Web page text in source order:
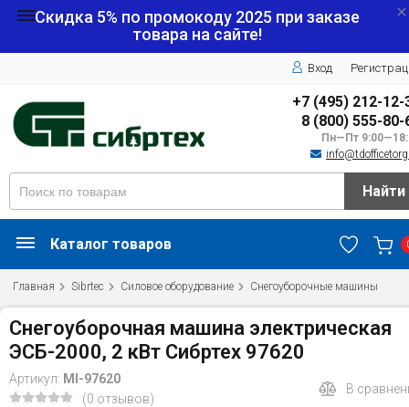
Скидка 5% по промокоду 2025 при заказе
товара на сайте!
Вход
+7 (495) 212-12-
8 (800) 555-80-
Пн—Пт
Найти
Каталог товаров
Главная Sibrtec Силовое оборудование Снегоуборочные машины
Снегоуборочная машина электрическая
ЭСБ-2000, 2 кВт Сибртех 97620
Артикул: MI-97620
(0 отзывов)
В